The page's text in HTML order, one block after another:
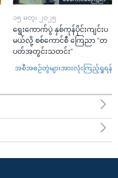
၁၅ မတ္၊ ၂၀၂၅
ရွေးကောက်ပွဲ နှစ်ကုန်ပိုင်းကျင်းပ
မယ်လို့ စစ်ကောင်စီ ကြေညာ “တ
ပတ်အတွင်းသတင်း”
အစီအစဉ်တွဲများအားလုံးကြည့်ရှုရန်